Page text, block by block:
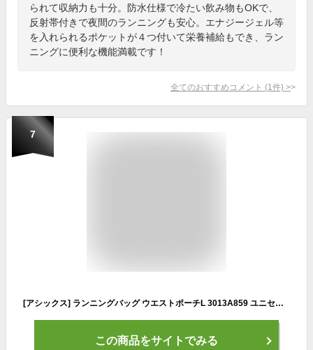
られて収納力も十分。防水仕様で冷たい飲み物もOKで、
反射帯付きで夜間のランニングも安心。エナジージェル等
を入れられるポケットが４つ付いて栄養補給もでき、ラン
ニングに便利な機能満載です！
全てのおすすめコメント (1 件) >
7
[アシックス] ランニングバッグ ウエストポーチL 3013A859 ユニセックス大人
この商品をサイトでみる